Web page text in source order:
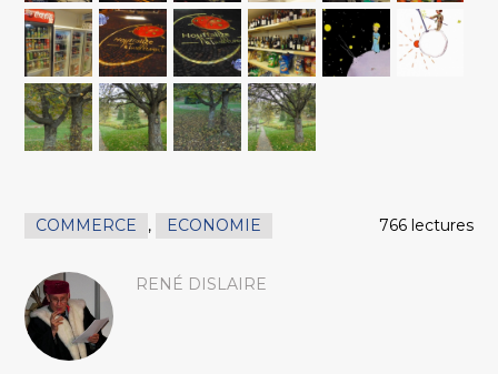
COMMERCE , ECONOMIE 766 lectures
RENÉ DISLAIRE